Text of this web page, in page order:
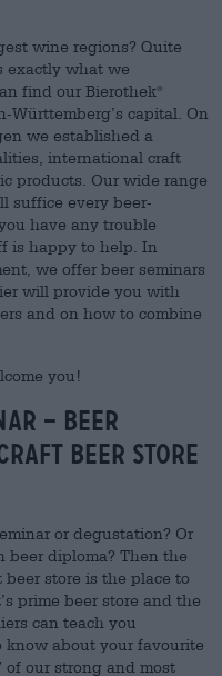
wine regions? Quite
exactly what we
find our Bierothek®
Württemberg’s capital. On
we established a
international craft
products. Our wide range
suffice every beer-
have any trouble
is happy to help. In
we offer beer seminars
will provide you with
and on how to combine
you!
– beer
beer store
or degustation? Or
beer diploma? Then the
store is the place to
prime beer store and the
can teach you
know about your favourite
our strong and most